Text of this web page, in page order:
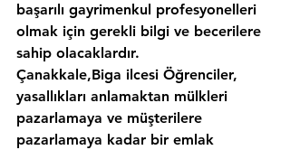
başarılı gayrimenkul profesyonelleri
olmak için gerekli bilgi ve becerilere
sahip olacaklardır.
Çanakkale,Biga ilcesi Öğrenciler,
yasallıkları anlamaktan mülkleri
pazarlamaya ve müşterilere
pazarlamaya kadar bir emlak